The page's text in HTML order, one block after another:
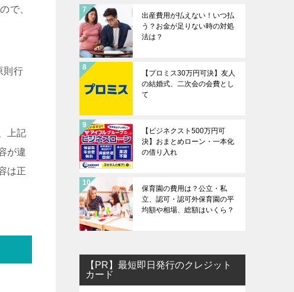
で、
則行
上記
が違
は正
出産費用が払えない！いつ払
う？お金が足りない時の対処
法は？
【プロミス30万円可決】友人
の結婚式、二次会の会費とし
て
【ビジネクスト500万円可
決】おまとめローン・一本化
の借り入れ
保育園の費用は？公立・私
立、認可・認可外保育園の平
均額や相場、総額はいくら？
【PR】最短即日発行のクレジット
カード